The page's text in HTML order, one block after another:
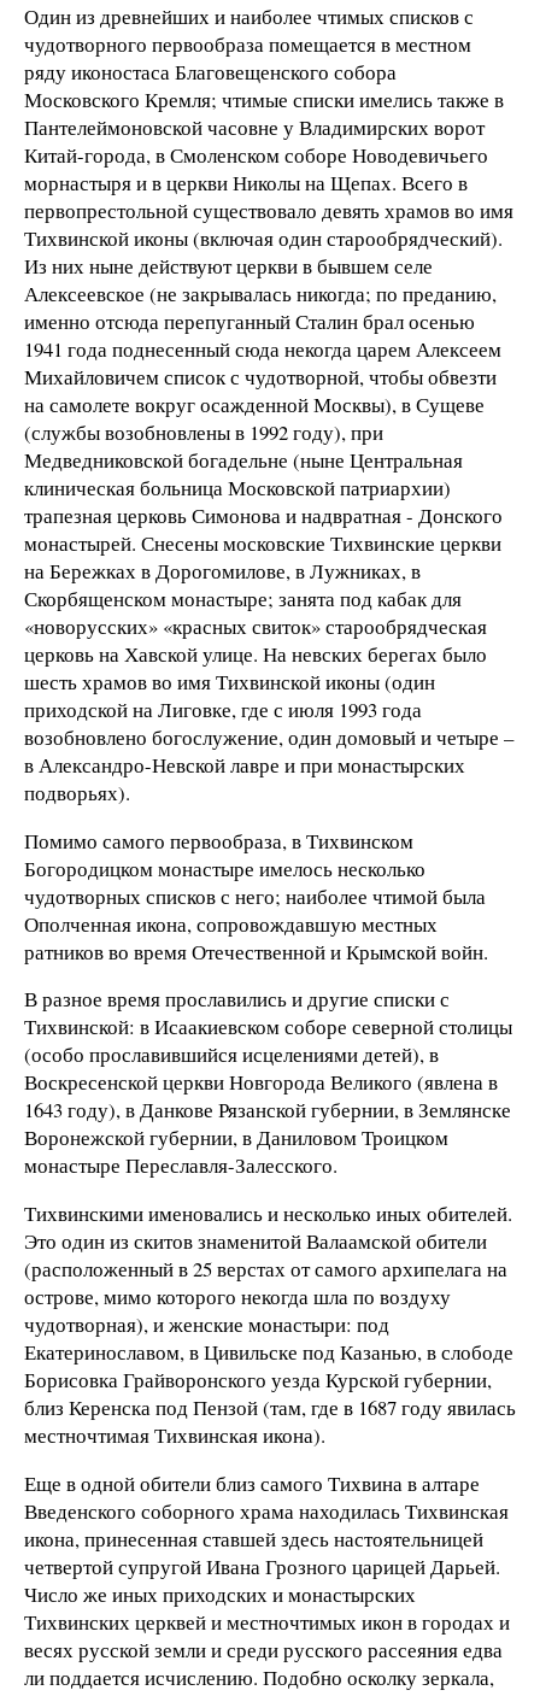
Один из древнейших и наиболее чтимых списков с
чудотворного первообраза помещается в местном
ряду иконостаса Благовещенского собора
Московского Кремля; чтимые списки имелись также в
Пантелеймоновской часовне у Владимирских ворот
Китай-города, в Смоленском соборе Новодевичьего
морнастыря и в церкви Николы на Щепах. Всего в
первопрестольной существовало девять храмов во имя
Тихвинской иконы (включая один старообрядческий).
Из них ныне действуют церкви в бывшем селе
Алексеевское (не закрывалась никогда; по преданию,
именно отсюда перепуганный Сталин брал осенью
1941 года поднесенный сюда некогда царем Алексеем
Михайловичем список с чудотворной, чтобы обвезти
на самолете вокруг осажденной Москвы), в Сущеве
(службы возобновлены в 1992 году), при
Медведниковской богадельне (ныне Центральная
клиническая больница Московской патриархии)
трапезная церковь Симонова и надвратная - Донского
монастырей. Снесены московские Тихвинские церкви
на Бережках в Дорогомилове, в Лужниках, в
Скорбященском монастыре; занята под кабак для
«новорусских» «красных свиток» старообрядческая
церковь на Хавской улице. На невских берегах было
шесть храмов во имя Тихвинской иконы (один
приходской на Лиговке, где с июля 1993 года
возобновлено богослужение, один домовый и четыре –
в Александро-Невской лавре и при монастырских
подворьях).
Помимо самого первообраза, в Тихвинском
Богородицком монастыре имелось несколько
чудотворных списков с него; наиболее чтимой была
Ополченная икона, сопровождавшую местных
ратников во время Отечественной и Крымской войн.
В разное время прославились и другие списки с
Тихвинской: в Исаакиевском соборе северной столицы
(особо прославившийся исцелениями детей), в
Воскресенской церкви Новгорода Великого (явлена в
1643 году), в Данкове Рязанской губернии, в Землянске
Воронежской губернии, в Даниловом Троицком
монастыре Переславля-Залесского.
Тихвинскими именовались и несколько иных обителей.
Это один из скитов знаменитой Валаамской обители
(расположенный в 25 верстах от самого архипелага на
острове, мимо которого некогда шла по воздуху
чудотворная), и женские монастыри: под
Екатеринославом, в Цивильске под Казанью, в слободе
Борисовка Грайворонского уезда Курской губернии,
близ Керенска под Пензой (там, где в 1687 году явилась
местночтимая Тихвинская икона).
Еще в одной обители близ самого Тихвина в алтаре
Введенского соборного храма находилась Тихвинская
икона, принесенная ставшей здесь настоятельницей
четвертой супругой Ивана Грозного царицей Дарьей.
Число же иных приходских и монастырских
Тихвинских церквей и местночтимых икон в городах и
весях русской земли и среди русского рассеяния едва
ли поддается исчислению. Подобно осколку зеркала,